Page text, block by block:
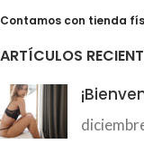
Contamos con tienda
ARTÍCULOS